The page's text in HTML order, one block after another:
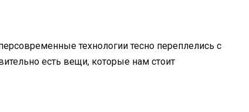
технологии тесно переплелись с
есть вещи, которые нам стоит